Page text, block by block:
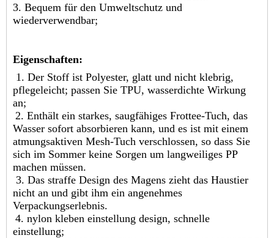
3. Bequem für den Umweltschutz und
wiederverwendbar;
Eigenschaften:
1. Der Stoff ist Polyester, glatt und nicht klebrig,
pflegeleicht; passen Sie TPU, wasserdichte Wirkung
an;
2. Enthält ein starkes, saugfähiges Frottee-Tuch, das
Wasser sofort absorbieren kann, und es ist mit einem
atmungsaktiven Mesh-Tuch verschlossen, so dass Sie
sich im Sommer keine Sorgen um langweiliges PP
machen müssen.
3. Das straffe Design des Magens zieht das Haustier
nicht an und gibt ihm ein angenehmes
Verpackungserlebnis.
4. nylon kleben einstellung design, schnelle
einstellung;